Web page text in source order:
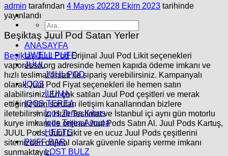
Ara:
ANASAYFA
UWELL PUFF
JUUL
JUUL POD
İQOS
İLUMA
IQOS TEREA
İqos Terea Kıbrıs
İqos Terea Avrupa
HEETS
PUFF BAR
LOST BULZ
admin tarafından 4 Mayıs 20228 Ekim 2023 tarihinde
yayınlandı
Beşiktaş Juul Pod Satan Yerler
Beşiktaş Juul Pod Orijinal Juul Pod Likit seçenekleri
vaporesso.org adresinde hemen kapıda ödeme imkanı ve
hızlı teslimat fırsatı ile sipariş verebilirsiniz. Kampanyalı
olarakJuul Pod Fiyatseçenekleri ile hemen satın
alabilirsiniz. En çok satılan Juul Pod çeşitleri ve merak
ettiğiniz tüm soruları iletişim kanallarından bizlere
iletebilirsiniz. Hızlı Teslimat ve İstanbul içi aynı gün motorlu
kurye imkanı ile orijinalJuul Pods Satın Al. Juul Pods Kartuş,
JUUL Pods, Juul Likit ve en ucuz Juul Pods çeşitlerini
sitemizden orijinal olarak güvenle sipariş verme imkanı
sunmaktayız.